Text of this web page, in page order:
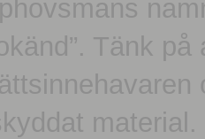
Tänk
material.